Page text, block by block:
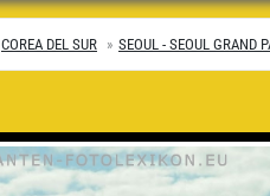
COREA DEL SUR SEOUL - SEOUL GRAND